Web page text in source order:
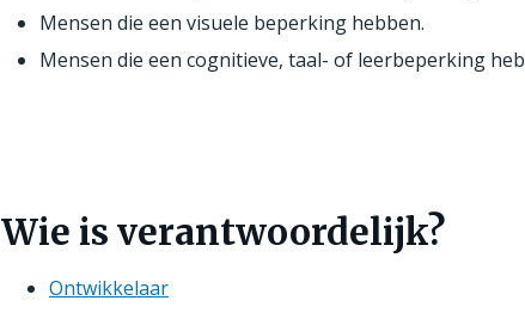
Mensen die een visuele beperking hebben.
Mensen die een cognitieve, taal- of leerbeperking
Wie is verantwoordelijk?
Ontwikkelaar